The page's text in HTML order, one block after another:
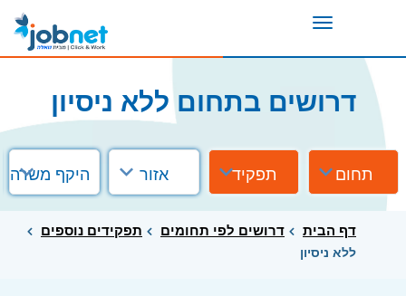
Toggle
דרושים בתחום ללא ניסיון
תחום תפקיד אזור היקף משרה
דף הבית דרושים לפי תחומים תפקידים נוספים
ללא ניסיון